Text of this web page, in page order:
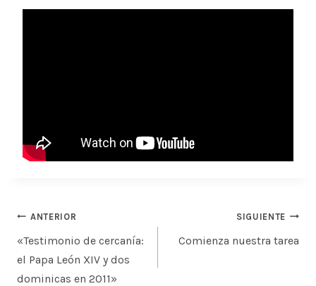
Navegación
de
entradas
ANTERIOR
«Testimonio de cercanía:
el Papa León XIV y dos
dominicas en 2011»
SIGUIENTE
Comienza nuestra tarea